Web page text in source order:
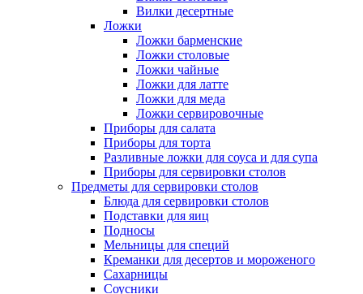
Вилки десертные
Ложки
Ложки барменские
Ложки столовые
Ложки чайные
Ложки для латте
Ложки для меда
Ложки сервировочные
Приборы для салата
Приборы для торта
Разливные ложки для соуса и для супа
Приборы для сервировки столов
Предметы для сервировки столов
Блюда для сервировки столов
Подставки для яиц
Подносы
Мельницы для специй
Креманки для десертов и мороженого
Сахарницы
Соусники